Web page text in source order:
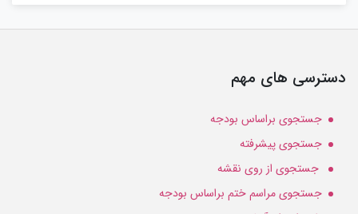
دسترسی های مهم
جستجوی براساس بودجه
جستجوی پیشرفته
جستجوی از روی نقشه
جستجوی مراسم ختم براساس بودجه